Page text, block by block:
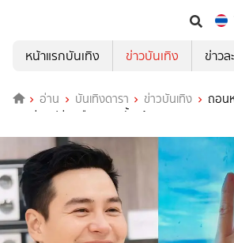
หน้าแรกบันเทิง
ข่าวบันเทิง ข่าวล
อ่าน บันเทิงดารา ข่าวบันเทิง
ถอน
นางว่างเปล่า หรือถอนหมั้นแล้ว?